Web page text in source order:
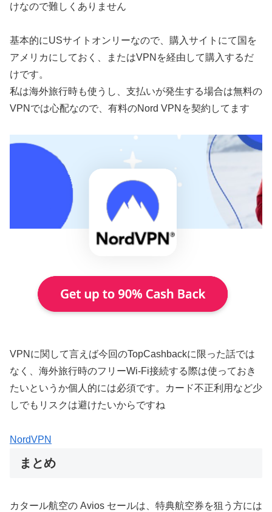
けなので難しくありません
基本的にUSサイトオンリーなので、購入サイトにて国を
アメリカにしておく、またはVPNを経由して購入するだ
けです。
私は海外旅行時も使うし、支払いが発生する場合は無料の
VPNでは心配なので、有料のNord VPNを契約してます
VPNに関して言えば今回のTopCashbackに限った話では
なく、海外旅行時のフリーWi-Fi接続する際は使っておき
たいというか個人的には必須です。カード不正利用など少
しでもリスクは避けたいからですね
NordVPN
まとめ
カタール航空の Avios セールは、特典航空券を狙う方には